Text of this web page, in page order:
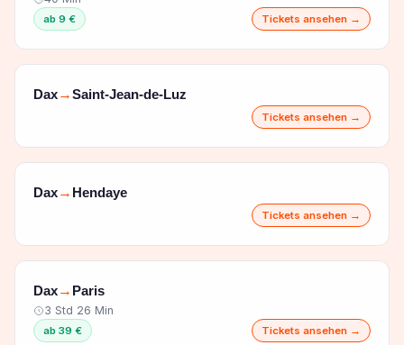
ab 9 € Tickets ansehen →
Dax→Saint-Jean-de-Luz
Tickets ansehen →
Dax→ Hendaye
Tickets ansehen →
Dax→ Paris
3 Std 26 Min
ab 39 € Tickets ansehen →